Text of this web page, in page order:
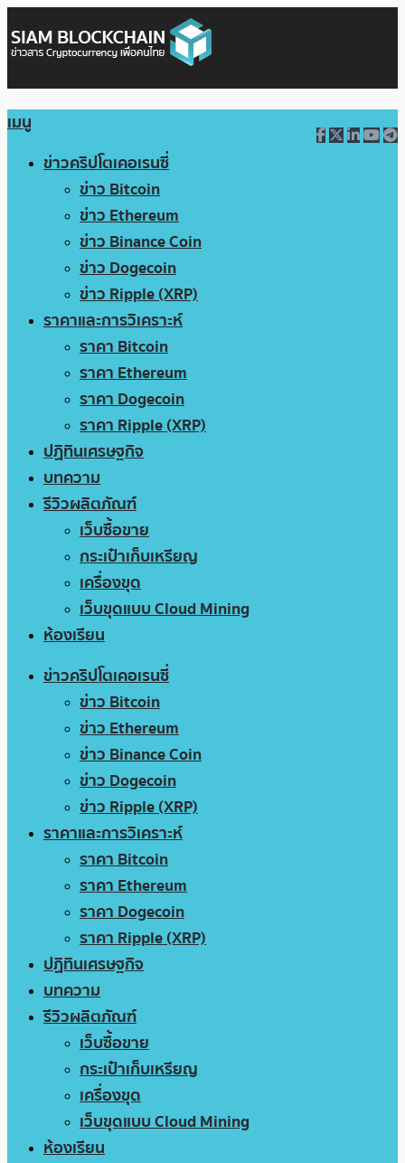
เมนู
ข่าวคริปโตเคอเรนซี่
ข่าว Bitcoin
ข่าว Ethereum
ข่าว Binance Coin
ข่าว Dogecoin
ข่าว Ripple (XRP)
ราคาและการวิเคราะห์
ราคา Bitcoin
ราคา Ethereum
ราคา Dogecoin
ราคา Ripple (XRP)
ปฏิทินเศรษฐกิจ
บทความ
รีวิวผลิตภัณฑ์
เว็บซื้อขาย
กระเป๋าเก็บเหรียญ
เครื่องขุด
เว็บขุดแบบ Cloud Mining
ห้องเรียน
ข่าวคริปโตเคอเรนซี่
ข่าว Bitcoin
ข่าว Ethereum
ข่าว Binance Coin
ข่าว Dogecoin
ข่าว Ripple (XRP)
ราคาและการวิเคราะห์
ราคา Bitcoin
ราคา Ethereum
ราคา Dogecoin
ราคา Ripple (XRP)
ปฏิทินเศรษฐกิจ
บทความ
รีวิวผลิตภัณฑ์
เว็บซื้อขาย
กระเป๋าเก็บเหรียญ
เครื่องขุด
เว็บขุดแบบ Cloud Mining
ห้องเรียน